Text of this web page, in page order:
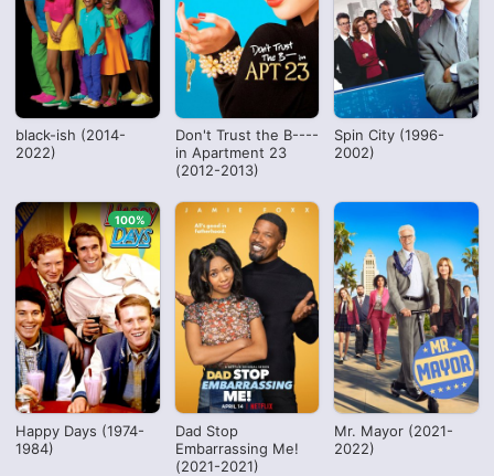
black-ish (2014-
2022)
Don't Trust the B----
in Apartment 23
(2012-2013)
Spin City (1996-
2002)
Happy Days (1974-
1984)
100%
Dad Stop
Embarrassing Me!
(2021-2021)
Mr. Mayor (2021-
2022)